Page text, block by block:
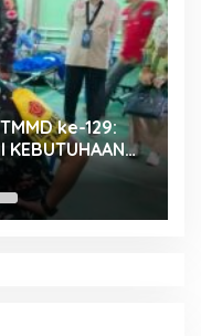
ke-129:
KEBUTUHAAN